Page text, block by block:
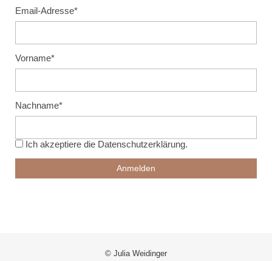
Email-Adresse*
Vorname*
Nachname*
Ich akzeptiere die Datenschutzerklärung.
© Julia Weidinger